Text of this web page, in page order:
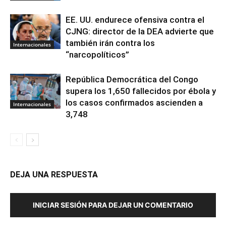
Internacionales
EE. UU. endurece ofensiva contra el
CJNG: director de la DEA advierte que
también irán contra los
“narcopolíticos”
Internacionales
República Democrática del Congo
supera los 1,650 fallecidos por ébola y
los casos confirmados ascienden a
3,748
DEJA UNA RESPUESTA
INICIAR SESIÓN PARA DEJAR UN COMENTARIO